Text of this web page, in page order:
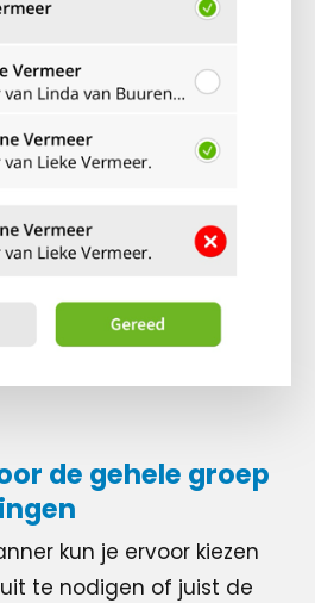
de gehele groep
kun je ervoor kiezen
te nodigen of juist de